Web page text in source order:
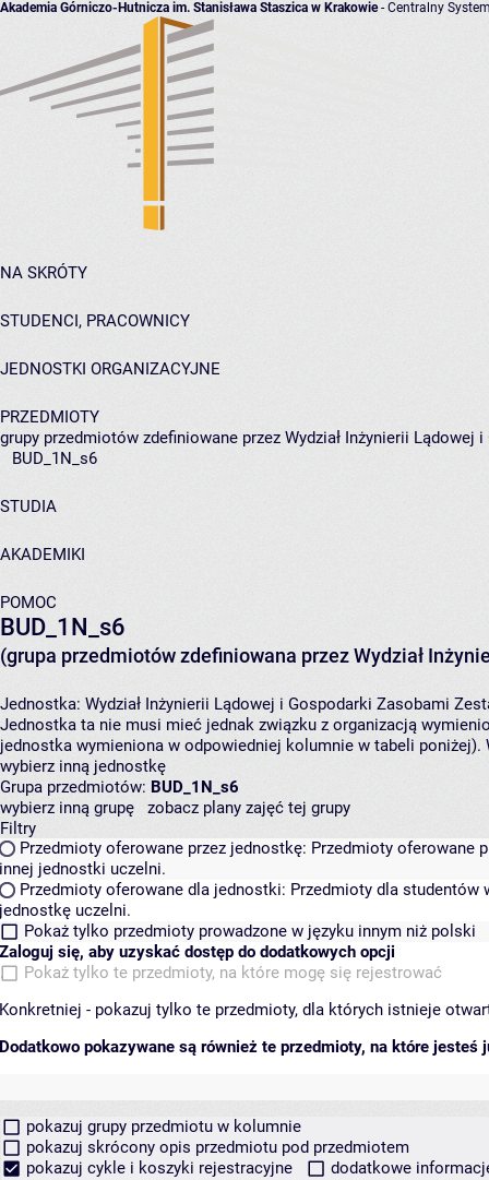
Akademia Górniczo-Hutnicza im. Stanisława Staszica w Krakowie- Centralny
NA SKRÓTY
STUDENCI, PRACOWNICY
JEDNOSTKI ORGANIZACYJNE
PRZEDMIOTY
grupy przedmiotów zdefiniowane przez Wydział Inżynierii Lądowej
BUD_1N_s6
STUDIA
AKADEMIKI
POMOC
BUD_1N_s6
(grupa przedmiotów zdefiniowana przez Wydział
Jednostka: Wydział Inżynierii Lądowej i Gospodarki Zasobami
Jednostka ta nie musi mieć jednak związku z organizacją
jednostka wymieniona w odpowiedniej kolumnie w tabeli
wybierz inną jednostkę
Grupa przedmiotów: BUD_1N_s6
wybierz inną grupę
zobacz plany zajęć tej grupy
Filtry
Przedmioty oferowane przez jednostkę: Przedmioty oferowane
innej jednostki uczelni.
Przedmioty oferowane dla jednostki: Przedmioty dla studentów
jednostkę uczelni.
Pokaż tylko przedmioty prowadzone w języku innym niż polski
Zaloguj się, aby uzyskać dostęp do dodatkowych opcji
Pokaż tylko te przedmioty, na które mogę się rejestrować
Konkretniej - pokazuj tylko te przedmioty, dla których istnieje
Dodatkowo pokazywane są również te przedmioty, na które jesteś
pokazuj grupy przedmiotu w kolumnie
pokazuj skrócony opis przedmiotu pod przedmiotem
pokazuj cykle i koszyki rejestracyjne
dodatkowe